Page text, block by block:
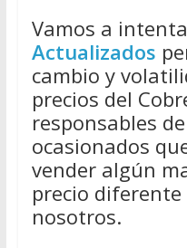
Vamos a
Actualizados
cambio y
precios del
responsables
ocasionados
vender algún
precio
nosotros.